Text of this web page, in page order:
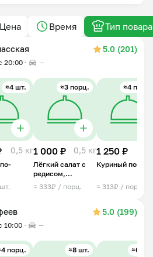
Цена Время Тип повара
5.0 (201)
20:00 —
≈4 шт.
0,5 кг
≈3 порц.
1 000 ₽ 0,5 кг
Лёгкий салат с
редисом,
огурцом и
сметаной
≈ 333₽ / порц.
≈4 порц.
1 250 ₽
Куриный
≈ 313₽ / порц.
5.0 (199)
10:00 —
порц. ≈8 шт. ≈6 шт.